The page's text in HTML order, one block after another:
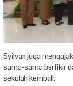
Syilvan juga
sama-sama berfikir
sekolah kembali.